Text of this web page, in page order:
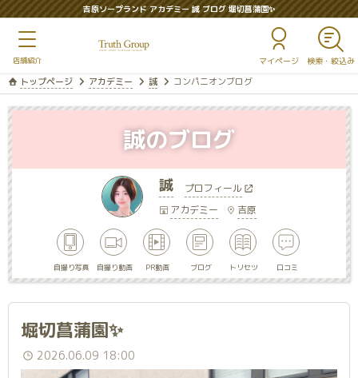
吉原ソープランド アカデミー 誠 ブログ 堀切菖蒲園✨
マイページ
トップページ アカデミー 誠 コンパニオンブログ
誠
プロフィール
アカデミー
吉原
自撮り写真 自撮り動画 PR動画 ブログ トリセツ 口コミ
誠のブログ
堀切菖蒲園✨
2026.06.09 18:00